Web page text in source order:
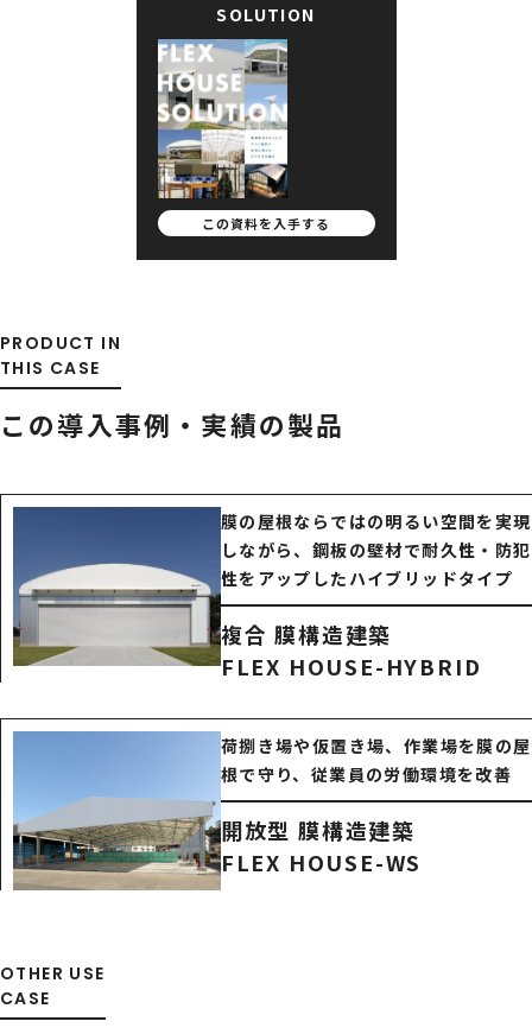
SOLUTION
この資料を入手する
PRODUCT IN
THIS CASE
この導入事例・実績の製品
膜の屋根ならではの明るい空間を実現
しながら、鋼板の壁材で耐久性・防犯
性をアップしたハイブリッドタイプ
複合 膜構造建築
FLEX HOUSE-HYBRID
荷捌き場や仮置き場、作業場を膜の屋
根で守り、従業員の労働環境を改善
開放型 膜構造建築
FLEX HOUSE-WS
OTHER USE
CASE